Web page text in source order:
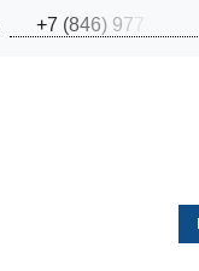
+7 (846) 977